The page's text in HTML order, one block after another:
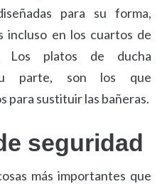
para su forma,
incluso en los cuartos de
Los platos de ducha
parte, son los que
para sustituir las bañeras.
seguridad
más importantes que